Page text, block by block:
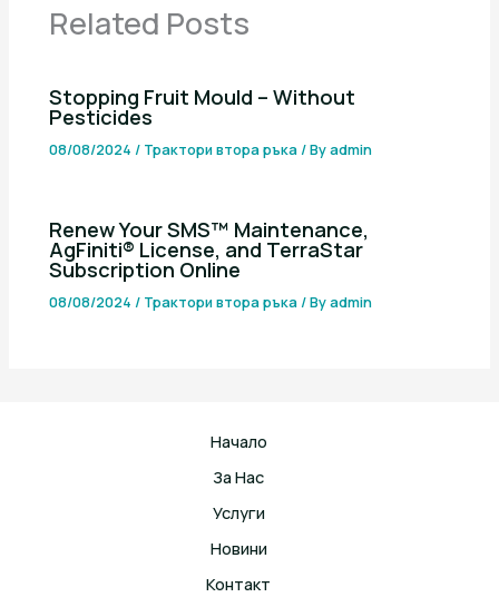
Related Posts
Stopping Fruit Mould – Without
Pesticides
08/08/2024/ Трактори втора ръка/ Byadmin
Renew Your SMS™ Maintenance,
AgFiniti® License, and TerraStar
Subscription Online
08/08/2024/ Трактори втора ръка/ Byadmin
Начало
За Нас
Услуги
Новини
Контакт